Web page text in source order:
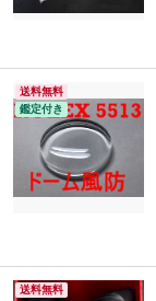
送料無料
鑑定付き
送料無料